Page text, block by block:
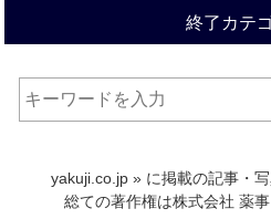
終了カテ
yakuji.co.jp » に掲載の記事・
総ての著作権は株式会社 薬